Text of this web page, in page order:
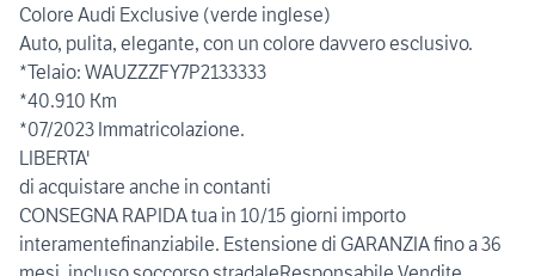
Colore Audi Exclusive (verde inglese)
Auto, pulita, elegante, con un colore davvero esclusivo.
*Telaio: WAUZZZFY7P2133333
*40.910 Km
*07/2023 Immatricolazione.
LIBERTA'
di acquistare anche in contanti
CONSEGNA RAPIDA tua in 10/15 giorni importo
interamentefinanziabile. Estensione di GARANZIA fino a 36